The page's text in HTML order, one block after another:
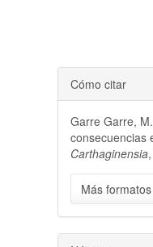
Cómo citar
Garre Garre,
consecuencias
Carthaginensia
Más